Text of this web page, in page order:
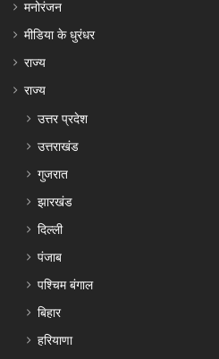
मनोरंजन
मीडिया के धुरंधर
राज्य
राज्य
उत्तर प्रदेश
उत्तराखंड
गुजरात
झारखंड
दिल्ली
पंजाब
पश्चिम बंगाल
बिहार
हरियाणा